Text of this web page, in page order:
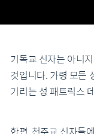
기독교 신자는 아니
것입니다. 가령 모든
기리는 성 패트릭스